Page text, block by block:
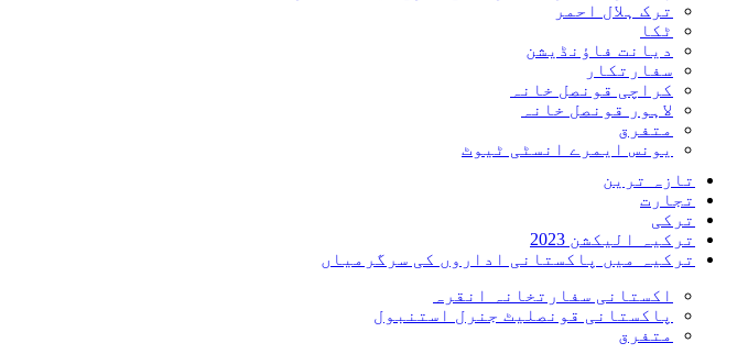
ترک ہلال احمر
ٹکا
دیانت فاؤنڈیشن
سفارتکار
کراچی قونصل خانہ
لاہور قونصل خانہ
متفرق
یونس ایمرے انسٹی ٹیوٹ
تازہ ترین
تجارت
ترکی
ترکیہ الیکشن 2023
ترکیہ میں پاکستانی اداروں کی سرگرمیاں
اکستانی سفارتخانہ انقرہ
پاکستانی قونصلیٹ جنرل استنبول
متفرق